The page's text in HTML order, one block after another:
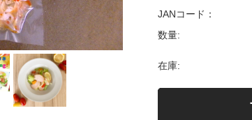
JANコード：
数量:
在庫: